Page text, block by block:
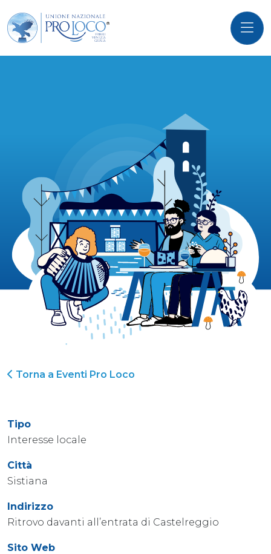
Torna a Eventi Pro Loco
Tipo
Interesse locale
Città
Sistiana
Indirizzo
Ritrovo davanti all’entrata di Castelreggio
Sito Web